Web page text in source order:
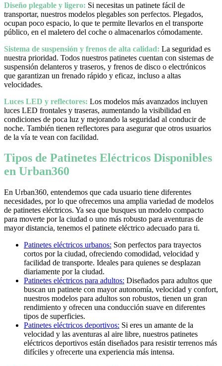
Diseño plegable y ligero: Si necesitas un patinete fácil de
transportar, nuestros modelos plegables son perfectos. Plegados,
ocupan poco espacio, lo que te permite llevarlos en el transporte
público, en el maletero del coche o almacenarlos cómodamente.
Sistema de suspensión y frenos de alta calidad: La seguridad es
nuestra prioridad. Todos nuestros patinetes cuentan con sistemas de
suspensión delanteros y traseros, y frenos de disco o electrónicos
que garantizan un frenado rápido y eficaz, incluso a altas
velocidades.
Luces LED y reflectores: Los modelos más avanzados incluyen
luces LED frontales y traseras, aumentando la visibilidad en
condiciones de poca luz y mejorando la seguridad al conducir de
noche. También tienen reflectores para asegurar que otros usuarios
de la vía te vean con facilidad.
Tipos de Patinetes Eléctricos Disponibles
en Urban360
En Urban360, entendemos que cada usuario tiene diferentes
necesidades, por lo que ofrecemos una amplia variedad de modelos
de patinetes eléctricos. Ya sea que busques un modelo compacto
para moverte por la ciudad o uno más robusto para aventuras de
mayor distancia, tenemos el patinete eléctrico adecuado para ti.
Patinetes eléctricos urbanos: Son perfectos para trayectos
cortos por la ciudad, ofreciendo comodidad, velocidad y
facilidad de transporte. Ideales para quienes se desplazan
diariamente por la ciudad.
Patinetes eléctricos para adultos: Diseñados para adultos que
buscan un patinete con mayor autonomía, velocidad y confort,
nuestros modelos para adultos son robustos, tienen un gran
rendimiento y ofrecen una conducción suave en diferentes
tipos de superficies.
Patinetes eléctricos deportivos: Si eres un amante de la
velocidad y las aventuras al aire libre, nuestros patinetes
eléctricos deportivos están diseñados para resistir terrenos más
difíciles y ofrecerte una experiencia más intensa.